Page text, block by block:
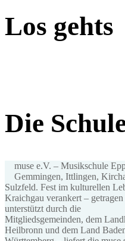
Los gehts
Die
muse e.V. – Musikschule
Gemmingen, Ittlingen,
Sulzfeld. Fest im kulturellen
Kraichgau verankert – getragen
unterstützt durch die
Mitgliedsgemeinden, dem
Heilbronn und dem Land